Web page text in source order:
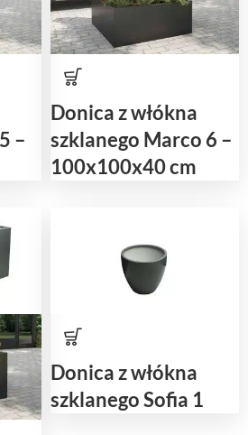
–
Donica z włókna
szklanego Marco 6 –
100x100x40 cm
Donica z włókna
szklanego Sofia 1